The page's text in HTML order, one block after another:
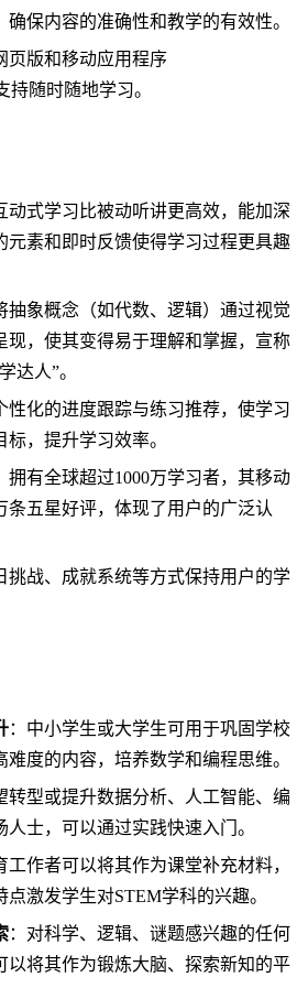
保内容的准确性和教学的有效性。
页版和移动应用程序
持随时随地学习。
动式学习比被动听讲更高效，能加深
元素和即时反馈使得学习过程更具趣
抽象概念（如代数、逻辑）通过视觉
现，使其变得易于理解和掌握，宣称
达人”。
性化的进度跟踪与练习推荐，使学习
，提升学习效率。
拥有全球超过1000万学习者，其移动
条五星好评，体现了用户的广泛认
挑战、成就系统等方式保持用户的学
：中小学生或大学生可用于巩固学校
度的内容，培养数学和编程思维。
转型或提升数据分析、人工智能、编
士，可以通过实践快速入门。
工作者可以将其作为课堂补充材料，
激发学生对STEM学科的兴趣。
：对科学、逻辑、谜题感兴趣的任何
以将其作为锻炼大脑、探索新知的平